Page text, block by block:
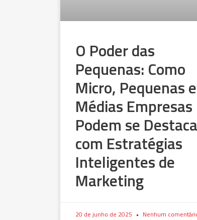
O Poder das
Pequenas: Como
Micro, Pequenas e
Médias Empresas
Podem se
com Estratégias
Inteligentes de
Marketing
20 de junho de 2025 Nenhum